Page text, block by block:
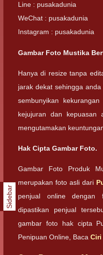
Line : pusakadunia
WeChat : pusakadunia
Instagram : pusakadunia
Gambar Foto Mustika
Hanya di resize tanpa
jarak dekat sehingga
sembunyikan
kejujuran dan kepuasan
mengutamakan
Hak Cipta Gambar Foto.
Gambar Foto Produk
merupakan foto asli dari
penjual online
dipastikan penjual
gambar foto hak cipta
Penipuan Online, Baca Ciri
Sidebar